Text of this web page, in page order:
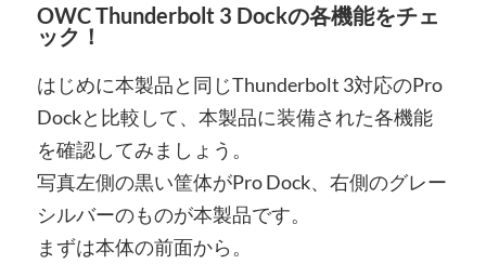
OWC Thunderbolt 3 Dockの各機能をチェ
ック！
はじめに本製品と同じThunderbolt 3対応のPro
Dockと比較して、本製品に装備された各機能
を確認してみましょう。
写真左側の黒い筐体がPro Dock、右側のグレー
シルバーのものが本製品です。
まずは本体の前面から。